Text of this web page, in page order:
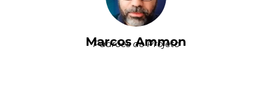
Marcos Ammon
Padrões de Projeto